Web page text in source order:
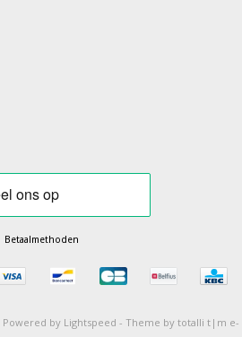
Betaalmethoden
Powered by Lightspeed - Theme by totalli t|m e-